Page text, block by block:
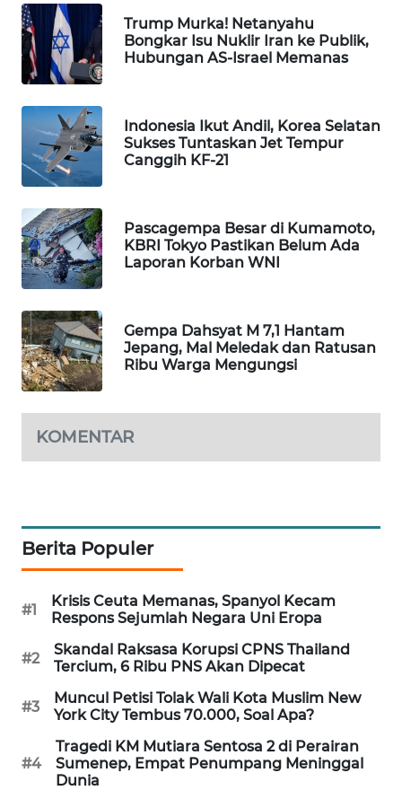
Trump Murka! Netanyahu
Bongkar Isu Nuklir Iran ke Publik,
Hubungan AS-Israel Memanas
Indonesia Ikut Andil, Korea Selatan
Sukses Tuntaskan Jet Tempur
Canggih KF-21
Pascagempa Besar di Kumamoto,
KBRI Tokyo Pastikan Belum Ada
Laporan Korban WNI
Gempa Dahsyat M 7,1 Hantam
Jepang, Mal Meledak dan Ratusan
Ribu Warga Mengungsi
KOMENTAR
Berita Populer
#1
Krisis Ceuta Memanas, Spanyol Kecam
Respons Sejumlah Negara Uni Eropa
#2
Skandal Raksasa Korupsi CPNS Thailand
Tercium, 6 Ribu PNS Akan Dipecat
#3
Muncul Petisi Tolak Wali Kota Muslim New
York City Tembus 70.000, Soal Apa?
#4
Tragedi KM Mutiara Sentosa 2 di Perairan
Sumenep, Empat Penumpang Meninggal
Dunia
WAHANA
KONSUMEN
WAHANA
LISTRIK
WAHANA
WAHANA
TV
WAHANANEWS
ID
WAHANANEWS
CO ID
WAHANANEWS
NET
SPORT
WAHANA
UMKM
WAHANA
SELEB
WAHANA
PERSONA
WAHANA